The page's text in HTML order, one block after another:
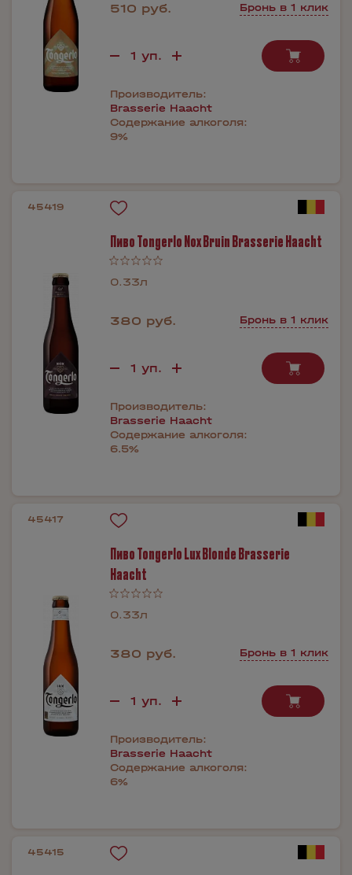
510 руб. Бронь в 1 клик
Производитель:
Brasserie Haacht
Содержание алкоголя:
9%
45419
Пиво Tongerlo Nox Bruin Brasserie Haacht
0.33л
380 руб. Бронь в 1 клик
Производитель:
Brasserie Haacht
Содержание алкоголя:
6.5%
45417
Пиво Tongerlo Lux Blonde Brasserie
Haacht
0.33л
380 руб. Бронь в 1 клик
Производитель:
Brasserie Haacht
Содержание алкоголя:
6%
45415